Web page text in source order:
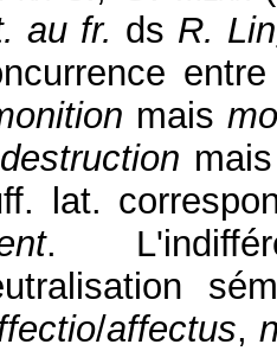
au fr. ds R.
mais
destruction
lat.
.
/affectus,